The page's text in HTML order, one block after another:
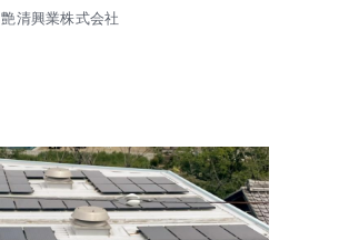
艶清興業株式会社